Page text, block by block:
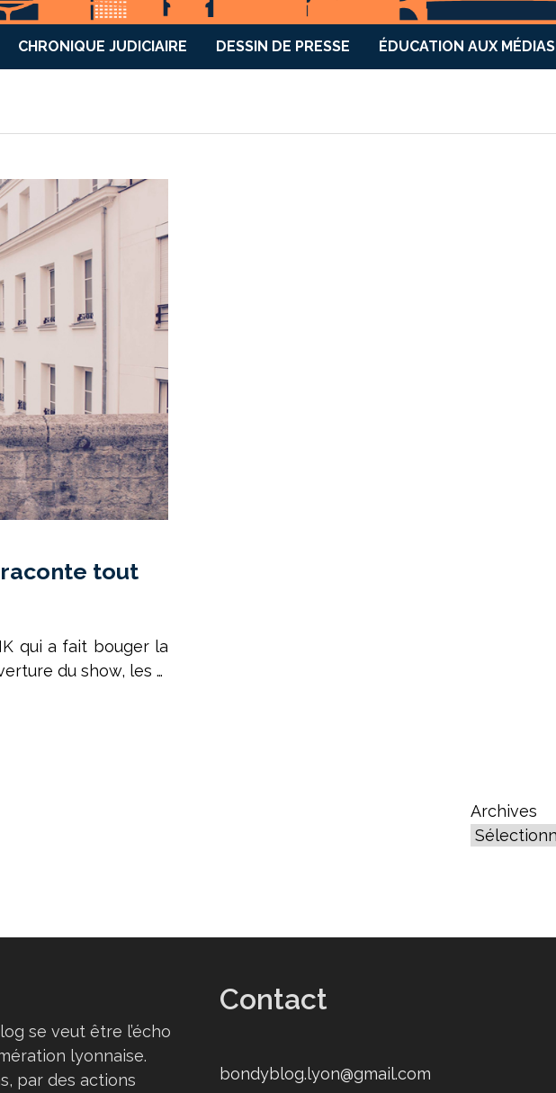
CHRONIQUE JUDICIAIRE DESSIN DE PRESSE ÉDUCATION AUX MÉDIAS
raconte tout
qui a fait bouger la
du show, les …
Archives
se veut être l’écho
lyonnaise.
par des actions
Contact
bondyblog.lyon@gmail.com